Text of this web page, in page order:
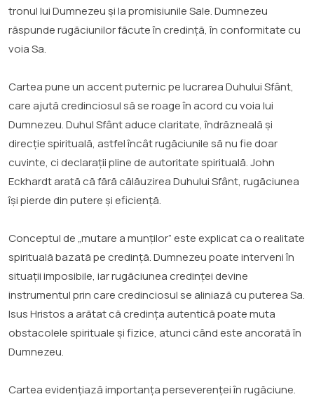
tronul lui Dumnezeu și la promisiunile Sale. Dumnezeu
răspunde rugăciunilor făcute în credință, în conformitate cu
voia Sa.
Cartea pune un accent puternic pe lucrarea Duhului Sfânt,
care ajută credinciosul să se roage în acord cu voia lui
Dumnezeu. Duhul Sfânt aduce claritate, îndrăzneală și
direcție spirituală, astfel încât rugăciunile să nu fie doar
cuvinte, ci declarații pline de autoritate spirituală. John
Eckhardt arată că fără călăuzirea Duhului Sfânt, rugăciunea
își pierde din putere și eficiență.
Conceptul de „mutare a munților” este explicat ca o realitate
spirituală bazată pe credință. Dumnezeu poate interveni în
situații imposibile, iar rugăciunea credinței devine
instrumentul prin care credinciosul se aliniază cu puterea Sa.
Isus Hristos a arătat că credința autentică poate muta
obstacolele spirituale și fizice, atunci când este ancorată în
Dumnezeu.
Cartea evidențiază importanța perseverenței în rugăciune.